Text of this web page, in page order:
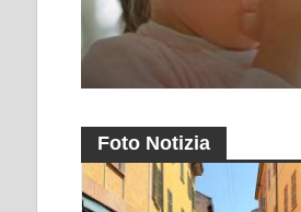
Foto Notizia